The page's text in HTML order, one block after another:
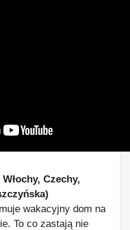
Czechy,
wakacyjny dom na
To co zastają nie